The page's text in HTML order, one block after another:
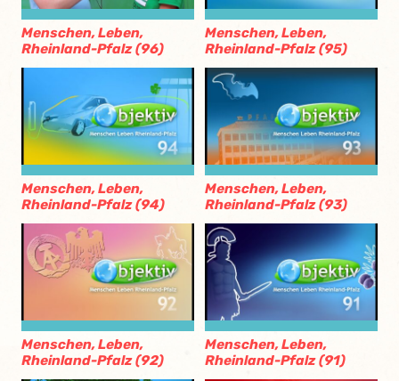
Menschen, Leben,
Rheinland-Pfalz (96)
Menschen, Leben,
Rheinland-Pfalz (95)
Menschen, Leben,
Rheinland-Pfalz (94)
Menschen, Leben,
Rheinland-Pfalz (93)
Menschen, Leben,
Rheinland-Pfalz (92)
Menschen, Leben,
Rheinland-Pfalz (91)